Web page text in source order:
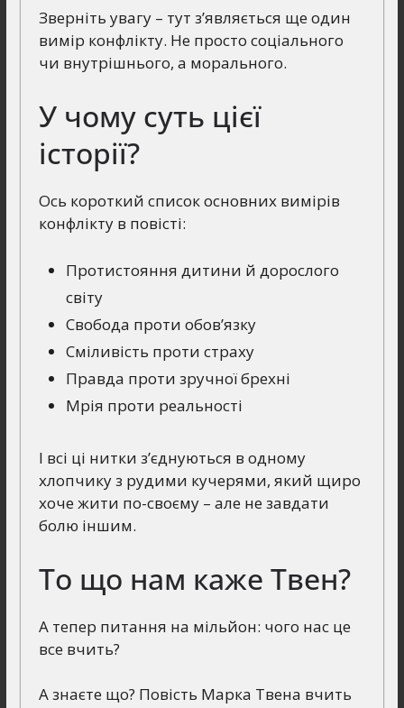
Зверніть увагу – тут з’являється ще один
вимір конфлікту. Не просто соціального
чи внутрішнього, а морального.
У чому суть цієї
історії?
Ось короткий список основних вимірів
конфлікту в повісті:
Протистояння дитини й дорослого
світу
Свобода проти обов’язку
Сміливість проти страху
Правда проти зручної брехні
Мрія проти реальності
І всі ці нитки з’єднуються в одному
хлопчику з рудими кучерями, який щиро
хоче жити по-своєму – але не завдати
болю іншим.
То що нам каже Твен?
А тепер питання на мільйон: чого нас це
все вчить?
А знаєте що? Повість Марка Твена вчить